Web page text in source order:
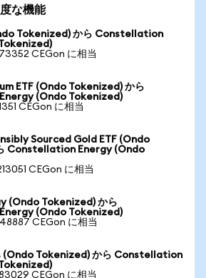
な機能
Tokenized) から Constellation
CEGon に相当
ETF (Ondo Tokenized) から
(Ondo Tokenized)
CEGon に相当
Sourced Gold ETF (Ondo
Constellation Energy (Ondo
CEGon に相当
(Ondo Tokenized) から
(Ondo Tokenized)
CEGon に相当
Tokenized) から Constellation
CEGon に相当